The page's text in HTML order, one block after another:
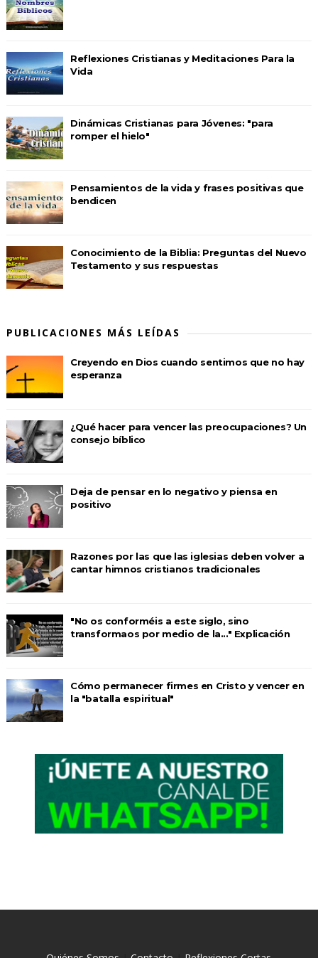
Reflexiones Cristianas y Meditaciones Para la
Vida
Dinámicas Cristianas para Jóvenes: "para
romper el hielo"
Pensamientos de la vida y frases positivas que
bendicen
Conocimiento de la Biblia: Preguntas del Nuevo
Testamento y sus respuestas
PUBLICACIONES MÁS LEÍDAS
Creyendo en Dios cuando sentimos que no hay
esperanza
¿Qué hacer para vencer las preocupaciones? Un
consejo bíblico
Deja de pensar en lo negativo y piensa en
positivo
Razones por las que las iglesias deben volver a
cantar himnos cristianos tradicionales
"No os conforméis a este siglo, sino
transformaos por medio de la..." Explicación
Cómo permanecer firmes en Cristo y vencer en
la "batalla espiritual"